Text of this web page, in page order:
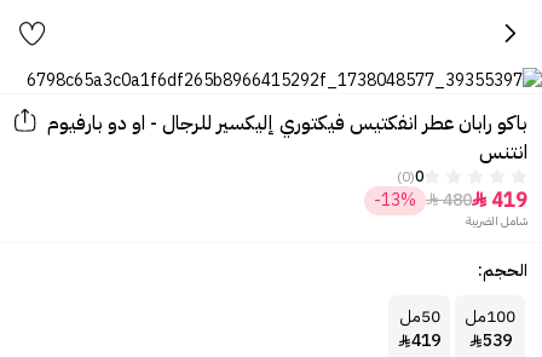
باكو رابان عطر انفكتيس فيكتوري إليكسير للرجال - او دو بارفيوم
انتنس
0
(0)
419

480

-13%
شامل الضريبة
الحجم:
100مل
539

50مل
419
